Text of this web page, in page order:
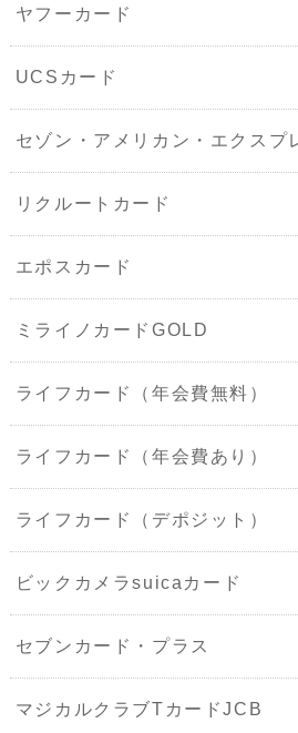
ヤフーカード
UCSカード
セゾン・アメリカン・エクスプ
リクルートカード
エポスカード
ミライノカードGOLD
ライフカード（年会費無料）
ライフカード（年会費あり）
ライフカード（デポジット）
ビックカメラsuicaカード
セブンカード・プラス
マジカルクラブTカードJCB